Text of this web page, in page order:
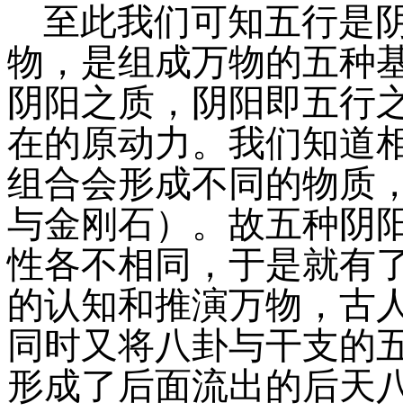
至此我们可知五行是
物，是组成万物的五种
阴阳之质，阴阳即五行
在的原动力。我们知道
组合会形成不同的物质
与金刚石）。故五种阴
性各不相同，于是就有
的认知和推演万物，古
同时又将八卦与干支的
形成了后面流出的后天